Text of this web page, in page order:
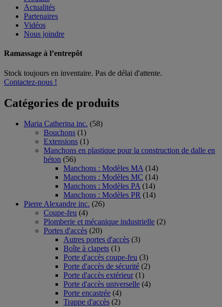
Actualités
Partenaires
Vidéos
Nous joindre
Ramassage à l’entrepôt
Stock toujours en inventaire. Pas de délai d'attente.
Contactez-nous !
Catégories de produits
Maria Catherina inc. (58)
Bouchons (1)
Extensions (1)
Manchons en plastique pour la construction de dalle en
béton (56)
Manchons : Modèles MA (14)
Manchons : Modèles MC (14)
Manchons : Modèles PA (14)
Manchons : Modèles PR (14)
Pierre Alexandre inc. (26)
Coupe-feu (4)
Plomberie et mécanique industrielle (2)
Portes d'accès (20)
Autres portes d'accès (3)
Boîte à clapets (1)
Porte d'accès coupe-feu (3)
Porte d'accès de sécurité (2)
Porte d'accès extérieur (1)
Porte d'accès universelle (4)
Porte encastrée (4)
Trappe d'accès (2)